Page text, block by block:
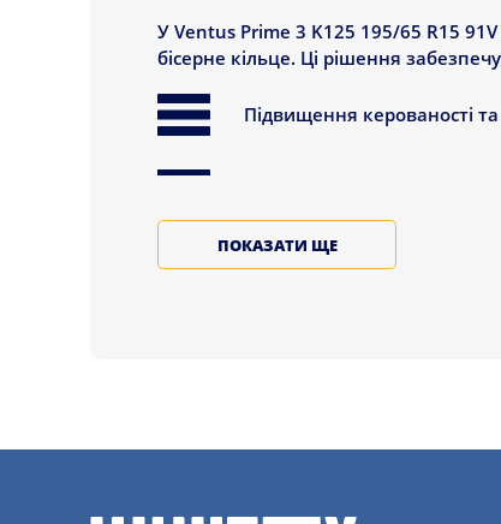
У Ventus Prime 3 K125 195/65 R15
бісерне кільце. Ці рішення
Підвищення керованості
Шини Ventus Prime 3 K125 195/65 R15
Ефективністю
Численні випробування і тести
ПОКАЗАТИ ЩЕ